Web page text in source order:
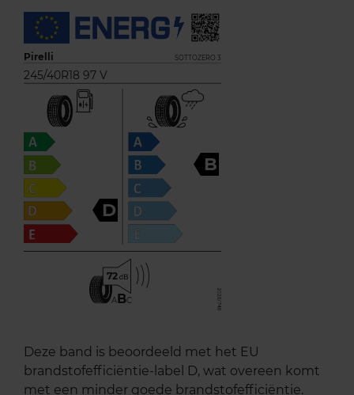
Pirelli SOTTOZERO 3
245/40R18 97 V
D
B
72
ABC
Deze band is beoordeeld met het EU
brandstofefficiëntie-label D, wat overeen komt
met een minder goede brandstofefficiëntie.